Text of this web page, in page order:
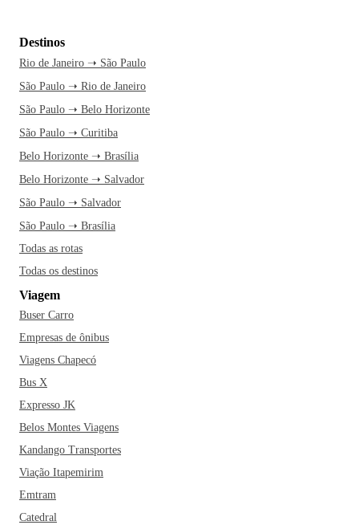
Destinos
Rio de Janeiro ➝ São Paulo
São Paulo ➝ Rio de Janeiro
São Paulo ➝ Belo Horizonte
São Paulo ➝ Curitiba
Belo Horizonte ➝ Brasília
Belo Horizonte ➝ Salvador
São Paulo ➝ Salvador
São Paulo ➝ Brasília
Todas as rotas
Todas os destinos
Viagem
Buser Carro
Empresas de ônibus
Viagens Chapecó
Bus X
Expresso JK
Belos Montes Viagens
Kandango Transportes
Viação Itapemirim
Emtram
Catedral